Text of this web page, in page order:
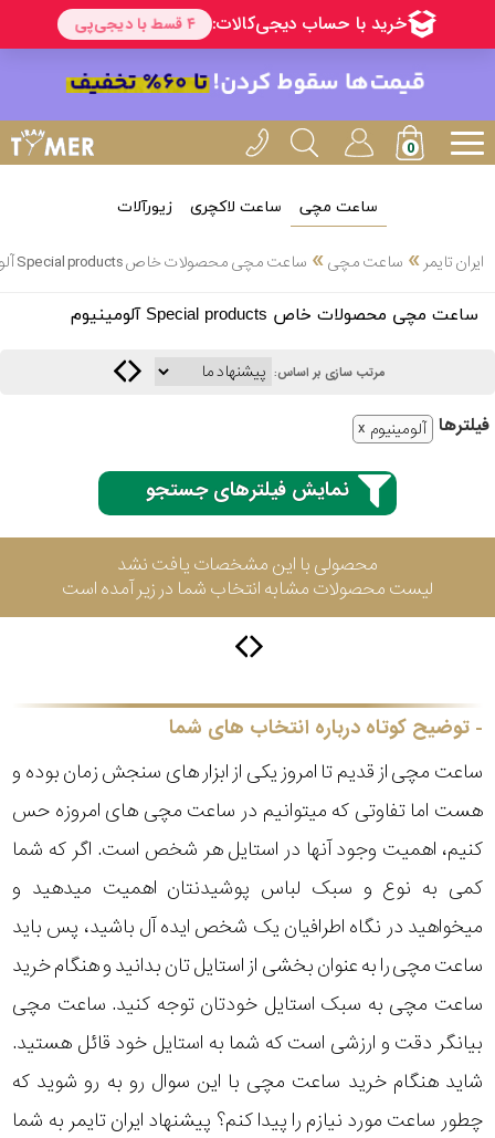
ساعت مچی ساعت لاکچری زیورآلات
ایران تایمر » ساعت مچی» ساعت مچی محصولات خاص Special products آلومینیوم
ساعت مچی محصولات خاص Special products آلومینیوم
مرتب سازی بر اساس:
فیلتر‌ها آلومینیوم
نمایش فیلترهای جستجو
محصولی با این مشخصات یافت نشد
لیست محصولات مشابه انتخاب شما در زیر آمده است
توضیح کوتاه درباره انتخاب های شما
ساعت مچی از قدیم تا امروز یکی از ابزار های سنجش زمان بوده و
هست اما تفاوتی که میتوانیم در ساعت مچی های امروزه حس
کنیم، اهمیت وجود آنها در استایل هر شخص است. اگر که شما
کمی به نوع و سبک لباس پوشیدنتان اهمیت میدهید و
میخواهید در نگاه اطرافیان یک شخص ایده آل باشید، پس باید
ساعت مچی را به عنوان بخشی از استایل تان بدانید و هنگام خرید
ساعت مچی به سبک استایل خودتان توجه کنید. ساعت مچی
بیانگر دقت و ارزشی است که شما به استایل خود قائل هستید.
شاید هنگام خرید ساعت مچی با این سوال رو به رو شوید که
چطور ساعت مورد نیازم را پیدا کنم؟ پیشنهاد ایران تایمر به شما
بین 3
عدد
ساعته
جگوار
متی
تیسوت
جنسیت
رده
محدوده
عرض